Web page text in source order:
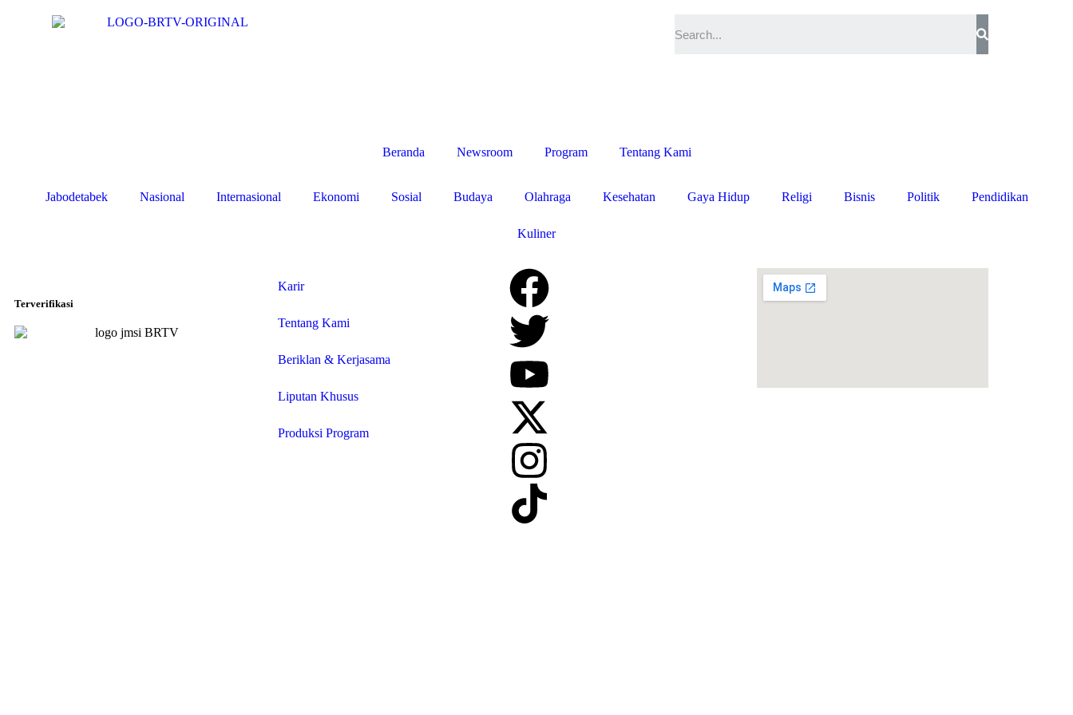
Beranda Newsroom Program Tentang Kami
Jabodetabek Nasional Internasional Ekonomi Sosial Budaya Olahraga Kesehatan Gaya Hidup Religi Bisnis Politik Pendidikan
Kuliner
Terverifikasi
Karir
Tentang Kami
Beriklan & Kerjasama
Liputan Khusus
Produksi Program